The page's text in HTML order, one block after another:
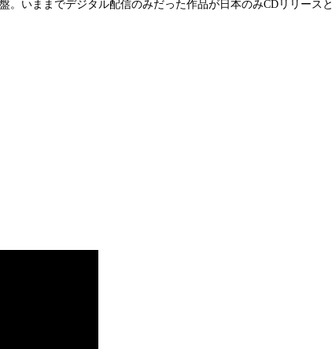
いままでデジタル配信のみだった作品が日本のみCDリリースと